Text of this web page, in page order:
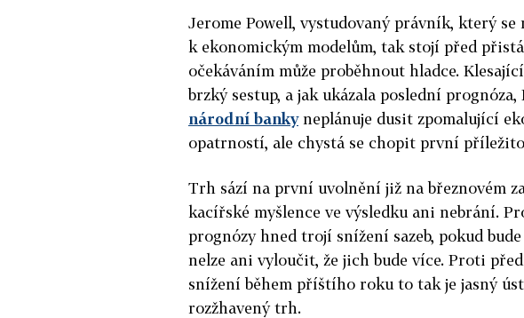
Jerome Powell, vystudovaný právník, který
k ekonomickým modelům, tak stojí před
očekáváním může proběhnout hladce.
brzký sestup, a jak ukázala poslední prognóza,
národní bankyneplánuje dusit zpomalující
opatrností, ale chystá se chopit první
Trh sází na první uvolnění již na březnovém
kacířské myšlence ve výsledku ani nebrání.
prognózy hned trojí snížení sazeb, pokud
nelze ani vyloučit, že jich bude více. Proti
snížení během příštího roku to tak je jasný
rozžhavený trh.